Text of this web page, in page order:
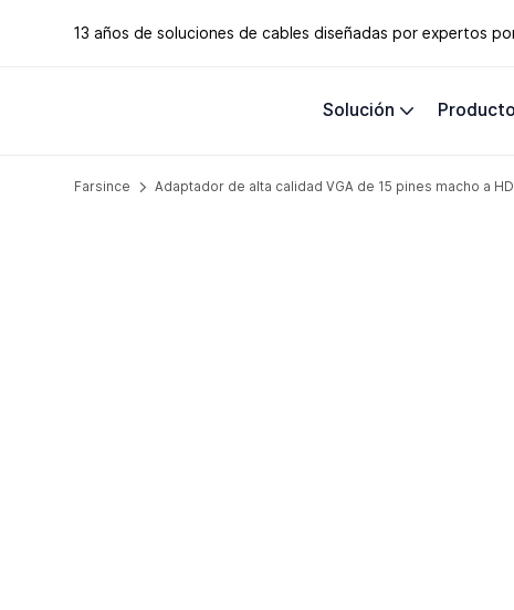
13 años de soluciones de cables diseñadas por expertos por
Solución
Farsince Adaptador de alta calidad VGA de 15 pines macho a